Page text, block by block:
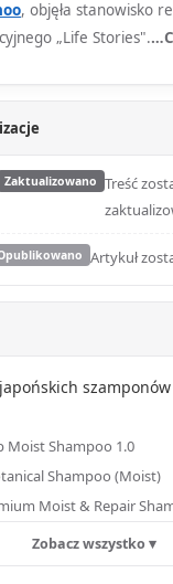
, objęła stanowisko
„Life Stories".
Zaktualizowano Treść
Artykuł
Moist Shampoo 1.0
Shampoo (Moist)
Moist & Repair
Zobacz wszystko ▾